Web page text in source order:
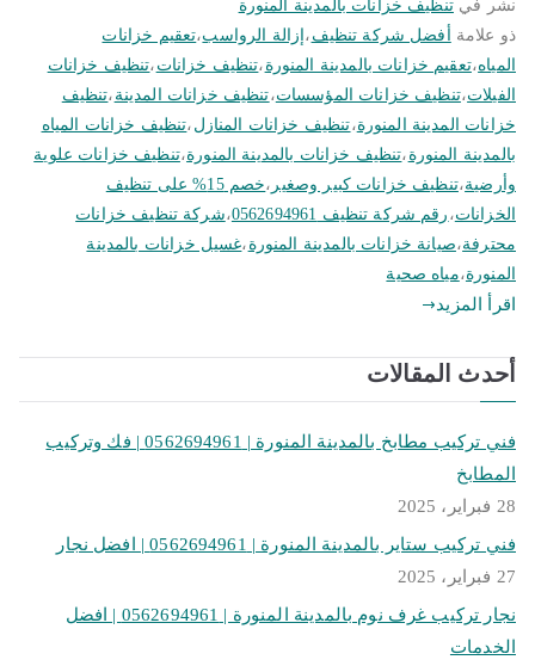
نشر فيتنظيف خزانات بالمدينة المنورة
ذو علامة
أفضل شركة تنظيف ، إزالة الرواسب،تعقيم خزانات
المياه،تعقيم خزانات بالمدينة المنورة ،تنظيف خزانات ،تنظيف خزانات
الفيلات،تنظيف خزانات المؤسسات،تنظيف خزانات المدينة ،تنظيف
خزانات المدينة المنورة،تنظيف خزانات المنازل ،تنظيف خزانات المياه
بالمدينة المنورة ،تنظيف خزانات بالمدينة المنورة،تنظيف خزانات علوية
وأرضية،تنظيف خزانات كبير وصغير ،
خصم 15% على تنظيف
الخزانات، رقم شركة تنظيف 0562694961 ،شركة تنظيف خزانات
محترفة،صيانة خزانات بالمدينة المنورة ،غسيل خزانات بالمدينة
المنورة،مياه صحية
اقرأ المزيد
أحدث المقالات
فني تركيب مطابخ بالمدينة المنورة | 0562694961 | فك وتركيب
المطابخ
28 فبراير، 2025
فني تركيب ستاير بالمدينة المنورة | 0562694961 | افضل نجار
27 فبراير، 2025
نجار تركيب غرف نوم بالمدينة المنورة | 0562694961 | افضل
الخدمات